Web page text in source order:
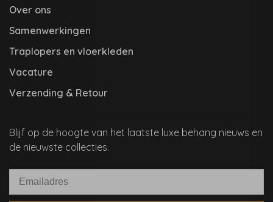
Over ons
Samenwerkingen
Traplopers en vloerkleden
Vacature
Verzending & Retour
Blijf op de hoogte van het laatste luxe behang nieuws en
de nieuwste collecties.